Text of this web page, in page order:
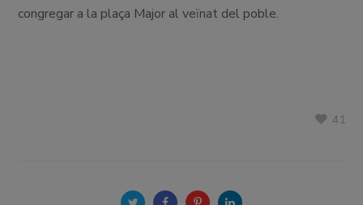
congregar a la plaça Major al veïnat del poble.
41